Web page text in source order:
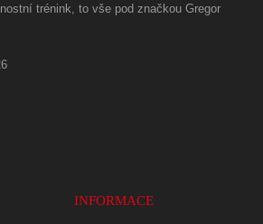
trénink, to vše pod značkou Gregor
INFORMACE